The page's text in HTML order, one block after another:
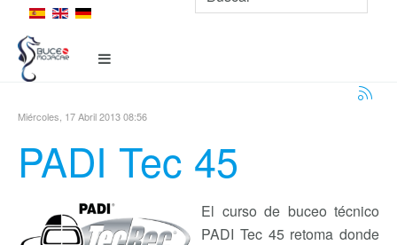
Miércoles, 17 Abril 2013 08:56
PADI Tec 45
El curso de buceo técnico
PADI Tec 45 retoma donde